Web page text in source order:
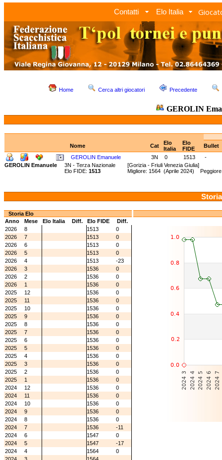
Contatti Elo Italia
Home Cerca altri giocatori Precedente
GEROLIN
Nome Cat
Elo
Italia
Elo
FIDE
Bullet
GEROLIN Emanuele
3N 0 1513
-
GEROLIN Emanuele
3N - Terza Nazionale [Gorizia - Friuli Venezia Giulia]
Elo FIDE: 1513 Migliore: 1564 (Aprile 2024)
Storia Elo
Anno
Mese Elo Italia Diff. Elo FIDE
Diff.
2026
8 1513
0
2026
7 1513
0
2026
6 1513
0
2026
5 1513
0
2026
4 1513
-23
2026
3 1536
0
2026
2 1536
0
2026
1 1536
0
2025
12 1536
0
2025
11 1536
0
2025
10 1536
0
2025
9 1536
0
2025
8 1536
0
2025
7 1536
0
2025
6 1536
0
2025
5 1536
0
2025
4 1536
0
2025
3 1536
0
2025
2 1536
0
2025
1 1536
0
2024
12 1536
0
2024
11 1536
0
2024
10 1536
0
2024
9 1536
0
2024
8 1536
0
2024
7 1536
-11
2024
6 1547
0
2024
5 1547
-17
2024
4 1564
0